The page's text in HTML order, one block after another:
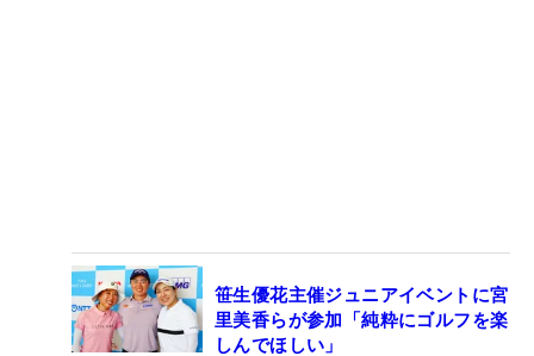
笹生優花主催ジュニアイベントに宮
里美香らが参加「純粋にゴルフを楽
しんでほしい」